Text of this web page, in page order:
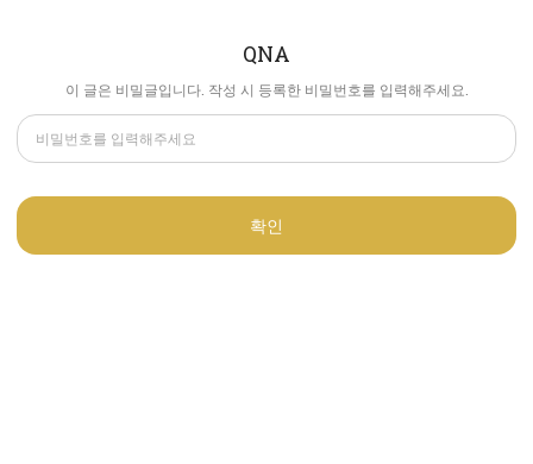
QNA
이 글은 비밀글입니다. 작성 시 등록한 비밀번호를 입력해주세요.
확인